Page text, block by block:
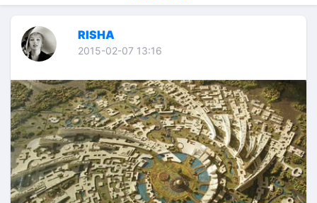
RISHA
2015-02-07 13:16